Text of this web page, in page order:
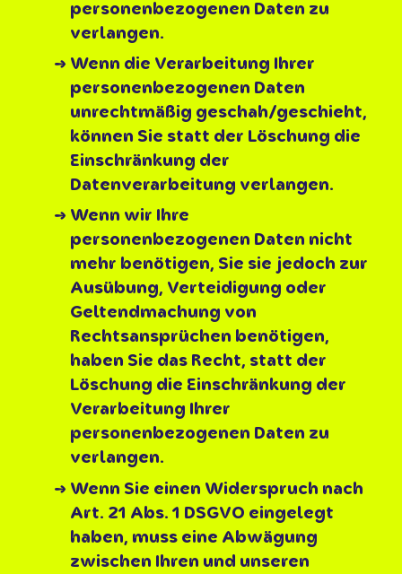
personenbezogenen Daten zu
verlangen.
Wenn die Verarbeitung Ihrer
personenbezogenen Daten
unrechtmäßig geschah/geschieht,
können Sie statt der Löschung die
Einschränkung der
Datenverarbeitung verlangen.
Wenn wir Ihre
personenbezogenen Daten nicht
mehr benötigen, Sie sie jedoch zur
Ausübung, Verteidigung oder
Geltendmachung von
Rechtsansprüchen benötigen,
haben Sie das Recht, statt der
Löschung die Einschränkung der
Verarbeitung Ihrer
personenbezogenen Daten zu
verlangen.
Wenn Sie einen Widerspruch nach
Art. 21 Abs. 1 DSGVO eingelegt
haben, muss eine Abwägung
zwischen Ihren und unseren